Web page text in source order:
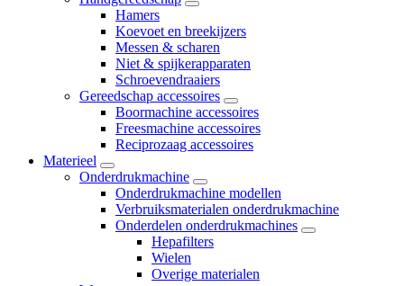
Hamers
Koevoet en breekijzers
Messen & scharen
Niet & spijkerapparaten
Schroevendraaiers
Gereedschap accessoires
Boormachine accessoires
Freesmachine accessoires
Reciprozaag accessoires
Materieel
Onderdrukmachine
Onderdrukmachine modellen
Verbruiksmaterialen onderdrukmachine
Onderdelen onderdrukmachines
Hepafilters
Wielen
Overige materialen